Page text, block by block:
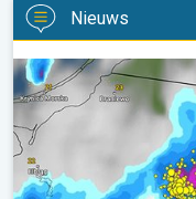
Nieuws
Hagel als tennisballen